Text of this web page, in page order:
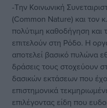
-Την Κοινωνική
(Common Nature) και τον
πολύτιμη καθοδήγηση και
επιτελούν στη Ρόδο. Η
αποτελεί βασικό πυλώνα
δράσεις τους στοχεύουν
δασικών εκτάσεων που
επιστημονικά
επιλέγοντας είδη που